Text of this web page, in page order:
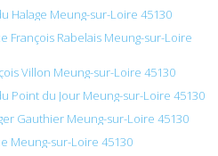
Halage Meung-sur-Loire 45130
François Rabelais Meung-sur-Loire
Villon Meung-sur-Loire 45130
Point du Jour Meung-sur-Loire 45130
Gauthier Meung-sur-Loire 45130
Meung-sur-Loire 45130